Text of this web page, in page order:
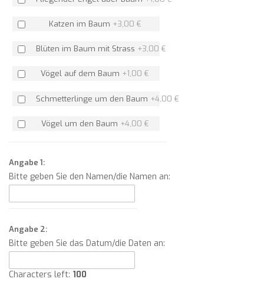
Katzen im Baum +3,00 €
Blüten im Baum mit Strass +3,00 €
Vögel auf dem Baum +1,00 €
Schmetterlinge um den Baum +4,00 €
Vögel um den Baum +4,00 €
Angabe 1:
Bitte geben Sie den Namen/die Namen an:
Angabe 2:
Bitte geben Sie das Datum/die Daten an:
Characters left: 100